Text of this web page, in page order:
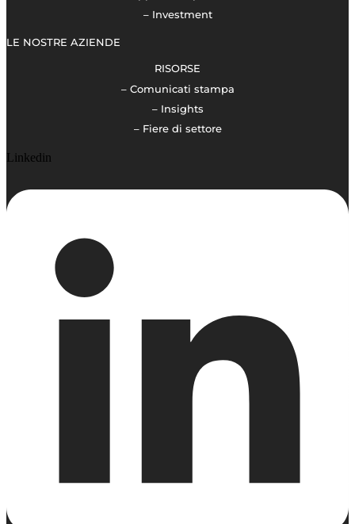
– Investment
LE NOSTRE AZIENDE
RISORSE
– Comunicati stampa
– Insights
– Fiere di settore
Linkedin